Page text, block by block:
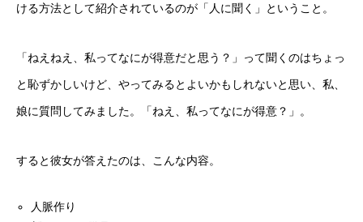
ける方法として紹介されているのが「人に聞く」ということ。
「ねえねえ、私ってなにが得意だと思う？」って聞くのはちょっ
と恥ずかしいけど、やってみるとよいかもしれないと思い、私、
娘に質問してみました。「ねえ、私ってなにが得意？」。
すると彼女が答えたのは、こんな内容。
人脈作り